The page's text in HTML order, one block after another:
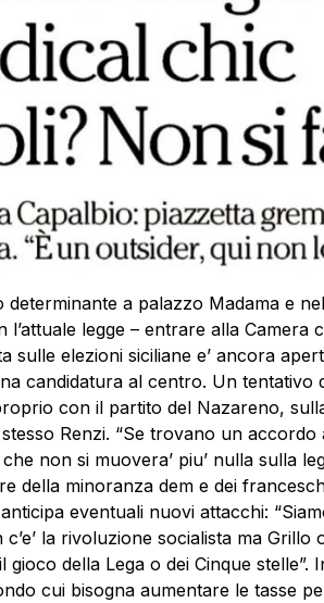
a palazzo Madama e
legge – entrare alla Camera
sulle elezioni siciliane e’ ancora
candidatura al centro. Un tentativo
con il partito del Nazareno,
Renzi. “Se trovano un
non si muovera’ piu’ nulla sulla
della minoranza dem e dei
eventuali nuovi attacchi:
la rivoluzione socialista ma Grillo
gioco della Lega o dei Cinque stelle”.
cui bisogna aumentare le tasse